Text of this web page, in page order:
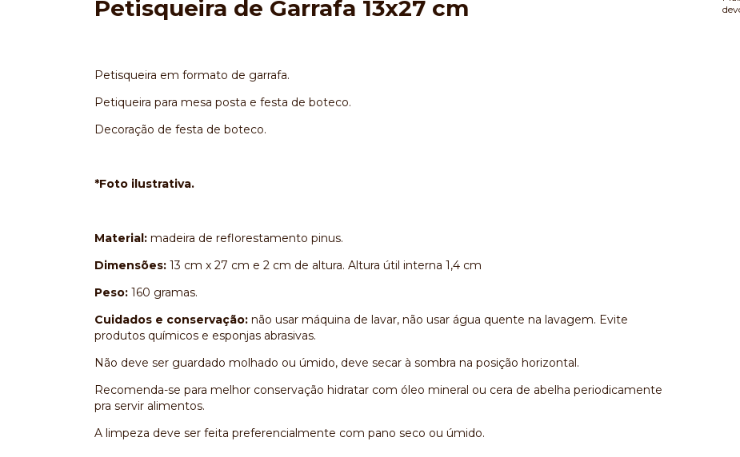
Petisqueira de Garrafa 13x27 cm
Petisqueira em formato de garrafa.
Petiqueira para mesa posta e festa de boteco.
Decoração de festa de boteco.
*Foto ilustrativa.
Material: madeira de reflorestamento pinus.
Dimensões: 13 cm x 27 cm e 2 cm de altura. Altura útil interna 1,4 cm
Peso: 160 gramas.
Cuidados e conservação: não usar máquina de lavar, não usar água quente na lavagem. Evite
produtos químicos e esponjas abrasivas.
Não deve ser guardado molhado ou úmido, deve secar à sombra na posição horizontal.
Recomenda-se para melhor conservação hidratar com óleo mineral ou cera de abelha periodicamente
pra servir alimentos.
A limpeza deve ser feita preferencialmente com pano seco ou úmido.